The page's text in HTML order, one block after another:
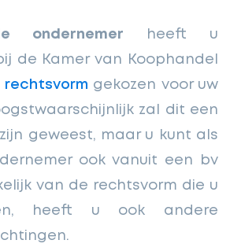
ondernemer heeft u
de Kamer van Koophandel
rechtsvorm gekozen voor uw
zal dit een
geweest, maar u kunt als
ook vanuit een bv
van de rechtsvorm die u
heeft u ook andere